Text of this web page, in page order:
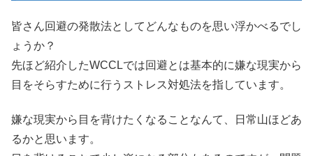
皆さん回避の発散法としてどんなものを思い浮かべるでし
ょうか？
先ほど紹介したWCCLでは回避とは基本的に嫌な現実から
目をそらすために行うストレス対処法を指しています。
嫌な現実から目を背けたくなることなんて、日常山ほどあ
るかと思います。